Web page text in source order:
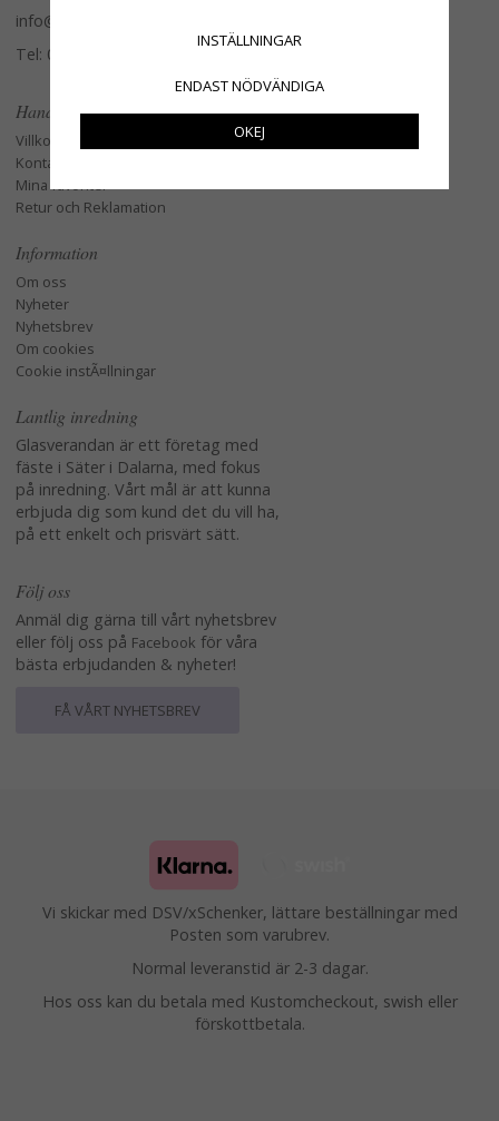
info@glasverandan.se
Tel: 079-3495968
Handla
Villkor
Kontakta oss
Mina favoriter
Retur och Reklamation
Information
Om oss
Nyheter
Nyhetsbrev
Om cookies
Cookie instÃ¤llningar
Lantlig inredning
Glasverandan är ett företag med
fäste i Säter i Dalarna, med fokus
på inredning. Vårt mål är att kunna
erbjuda dig som kund det du vill ha,
på ett enkelt och prisvärt sätt.
Följ oss
Anmäl dig gärna till vårt nyhetsbrev
eller följ oss på Facebook för våra
bästa erbjudanden & nyheter!
FÅ VÅRT NYHETSBREV
Vi skickar med DSV/xSchenker, lättare beställningar med
Posten som varubrev.
Normal leveranstid är 2-3 dagar.
Hos oss kan du betala med Kustomcheckout, swish eller
förskottbetala.
INSTÄLLNINGAR
ENDAST NÖDVÄNDIGA
OKEJ